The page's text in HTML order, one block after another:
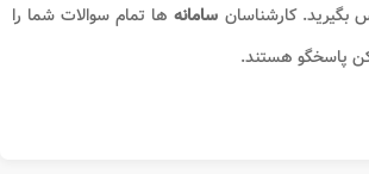
بگیرید. کارشناسان سامانه ها تمام سوالات شما را
پاسخگو هستند.